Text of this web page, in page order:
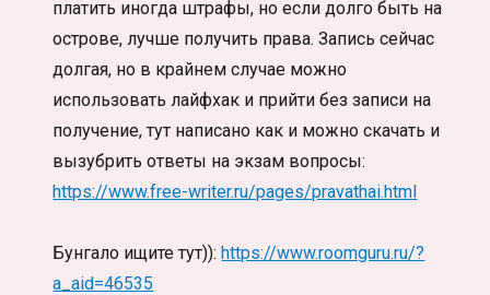
платить иногда штрафы, но если долго быть на
острове, лучше получить права. Запись сейчас
долгая, но в крайнем случае можно
использовать лайфхак и прийти без записи на
получение, тут написано как и можно скачать и
вызубрить ответы на экзам вопросы:
https://www.free-writer.ru/pages/pravathai.html
Бунгало ищите тут)):https://www.roomguru.ru/?
a_aid=46535